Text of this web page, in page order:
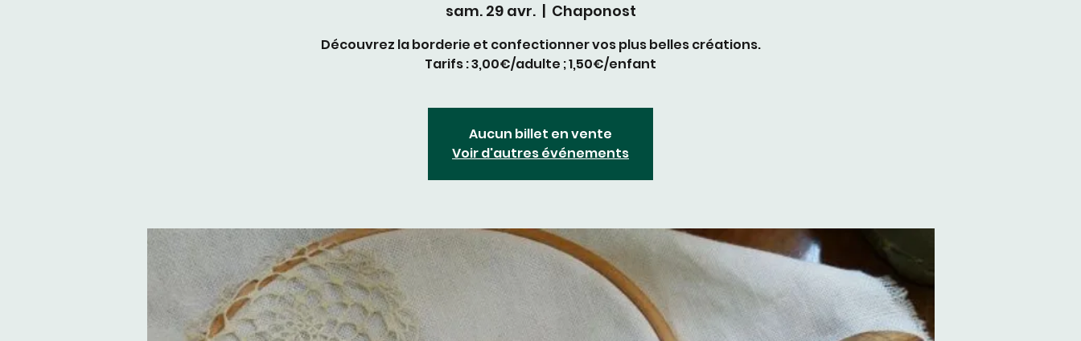
sam. 29 avr.
  |
Chaponost
Découvrez la borderie et confectionner vos plus belles créations.
Tarifs : 3,00€/adulte ; 1,50€/enfant
Aucun billet en vente
Voir d'autres événements